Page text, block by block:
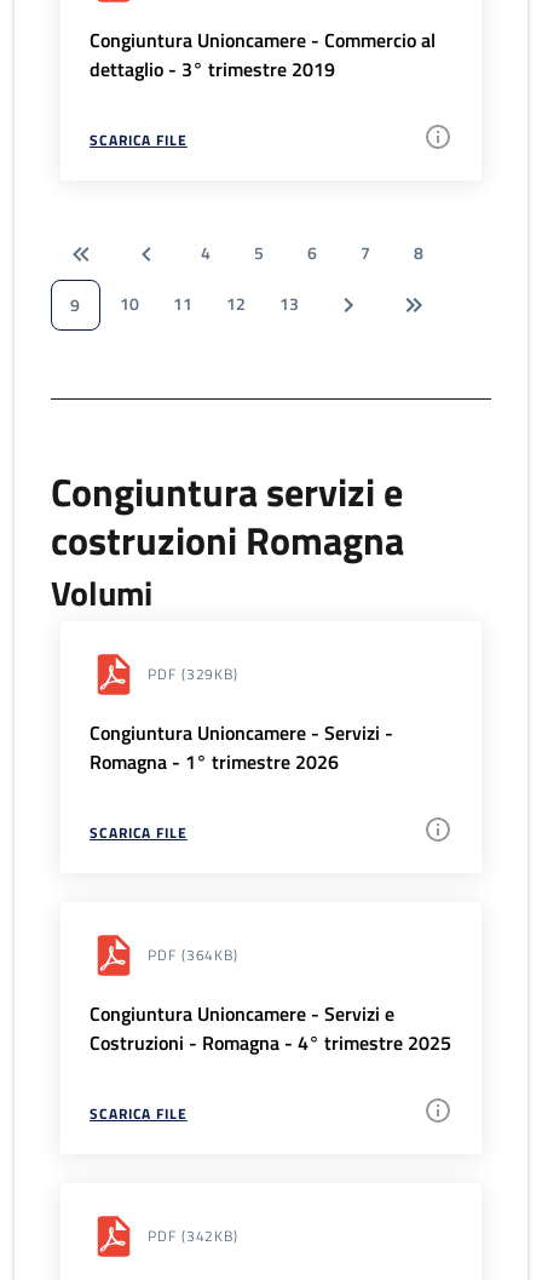
Congiuntura Unioncamere - Commercio al
dettaglio - 3° trimestre 2019
SCARICA FILE
4 5 6 7
8
9
10 11 12 13
Congiuntura servizi e
costruzioni Romagna
Volumi
PDF (329KB)
Congiuntura Unioncamere - Servizi -
Romagna - 1° trimestre 2026
SCARICA FILE
PDF (364KB)
Congiuntura Unioncamere - Servizi e
Costruzioni - Romagna - 4° trimestre 2025
SCARICA FILE
PDF (342KB)